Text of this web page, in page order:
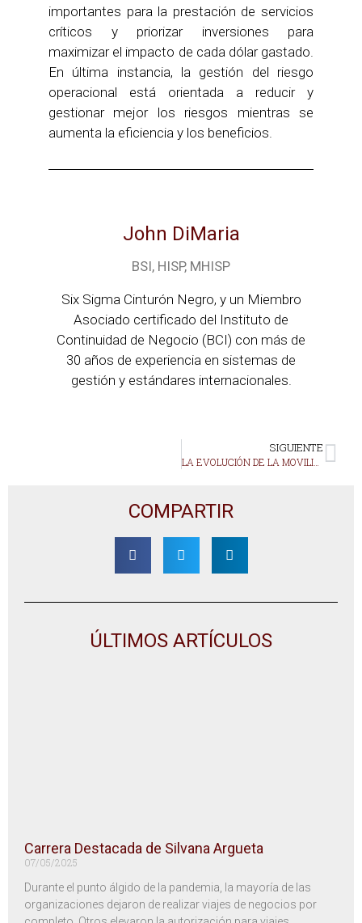
importantes para la prestación de servicios
críticos y priorizar inversiones para
maximizar el impacto de cada dólar gastado.
En última instancia, la gestión del riesgo
operacional está orientada a reducir y
gestionar mejor los riesgos mientras se
aumenta la eficiencia y los beneficios.
John DiMaria
BSI, HISP, MHISP
Six Sigma Cinturón Negro, y un Miembro
Asociado certificado del Instituto de
Continuidad de Negocio (BCI) con más de
30 años de experiencia en sistemas de
gestión y estándares internacionales.
SIGUIENTE
LA EVOLUCIÓN DE LA MOVILIDAD CONDUCE A UNA RESPUESTA DE CRISIS EFECTIVA
COMPARTIR
ÚLTIMOS ARTÍCULOS
Carrera Destacada de Silvana Argueta
07/05/2025
Durante el punto álgido de la pandemia, la mayoría de las
organizaciones dejaron de realizar viajes de negocios por